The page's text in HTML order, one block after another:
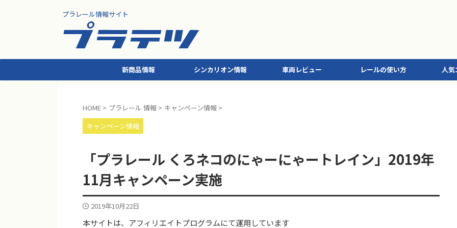
プラレール情報サイト
新商品情報 シンカリオン情報 車両レビュー レールの使い方 人気
HOME > プラレール 情報 > キャンペーン情報 >
キャンペーン情報
「プラレール くろネコのにゃーにゃートレイン」2019年
11月キャンペーン実施
2019年10月22日
本サイトは、アフィリエイトプログラムにて運用しています